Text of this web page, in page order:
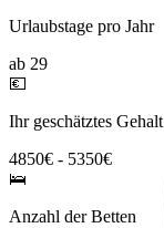
Urlaubstage pro Jahr
ab 29
💶
Ihr geschätztes Gehalt
4850€ - 5350€
🛌
Anzahl der Betten